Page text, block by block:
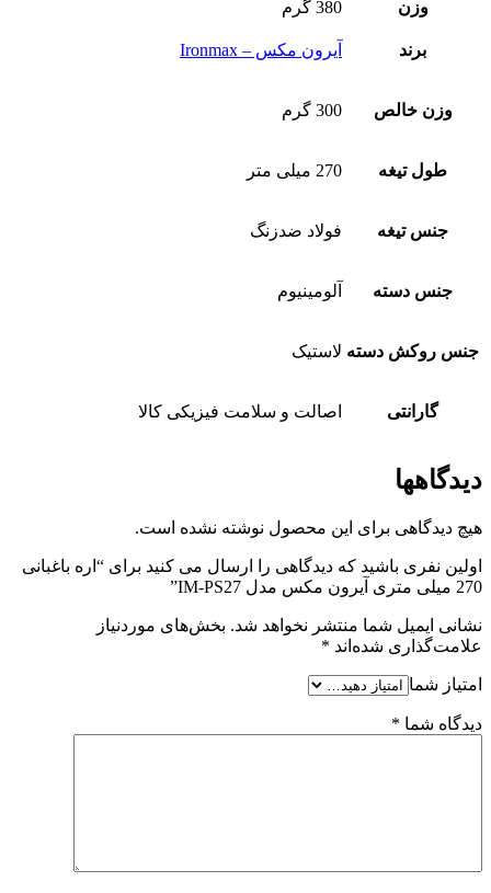
وزن 380 گرم
برند آیرون مکس – Ironmax
وزن خالص 300 گرم
طول تیغه 270 میلی متر
جنس تیغه فولاد ضدزنگ
جنس دسته آلومینیوم
جنس روکش دسته لاستیک
گارانتی اصالت و سلامت فیزیکی کالا
دیدگاهها
هیچ دیدگاهی برای این محصول نوشته نشده است.
اولین نفری باشید که دیدگاهی را ارسال می کنید برای “اره باغبانی
270 میلی متری آیرون مکس مدل IM-PS27”
نشانی ایمیل شما منتشر نخواهد شد. بخش‌های موردنیاز
علامت‌گذاری شده‌اند *
امتیاز شما
دیدگاه شما *